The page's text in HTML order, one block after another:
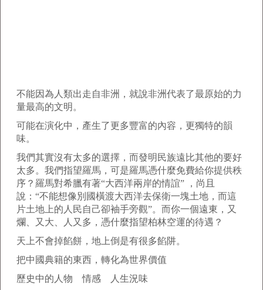
不能因為人類出走自非洲，就說非洲代表了最原始的力
量最高的文明。
可能在演化中，產生了更多豐富的內容，更獨特的韻
味。
我們其實沒有太多的選擇，而發明民族遠比其他的要好
太多。我們指望羅馬，可是羅馬憑什麼免費給你提供秩
序？羅馬對希臘有著“大西洋兩岸的情誼” ，尚且
說：“不能想像別國橫渡大西洋去保衛一塊土地，而這
片土地上的人民自己卻袖手旁觀”。而你一個遠東，又
爛、又大、人又多，憑什麼指望柏林空運的待遇？
天上不會掉餡餅，地上倒是有很多餡阱。
把中國典籍的東西，轉化為世界價值
歷史中的人物 情感 人生況味